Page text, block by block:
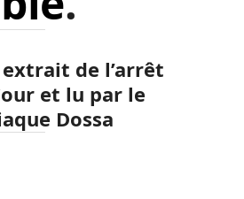
extrait de l’arrêt
et lu par le
Dossa